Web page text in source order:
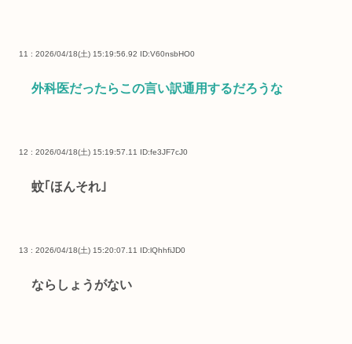
11 : 2026/04/18(土) 15:19:56.92 ID:V60nsbHO0
外科医だったらこの言い訳通用するだろうな
12 : 2026/04/18(土) 15:19:57.11 ID:fe3JF7cJ0
蚊｢ほんそれ｣
13 : 2026/04/18(土) 15:20:07.11 ID:lQhhfiJD0
ならしょうがない